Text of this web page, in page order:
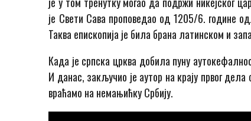
је Свети Сава проповедао од 1205/6. године
Таква епископија је била брана латинском и
Када је српска црква добила пуну
И данас, закључио је аутор на крају првог
враћамо на немањићку Србију.